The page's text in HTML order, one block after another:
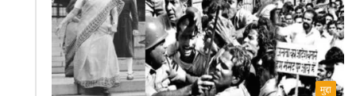
मुद्दा